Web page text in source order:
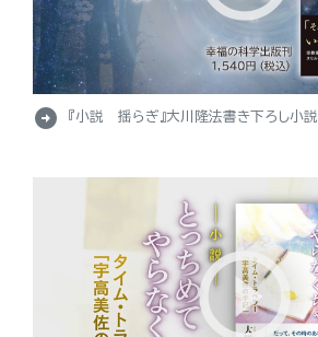
arrow_circle_right 『小説 揺らぎ』大川隆法書き下ろし小説